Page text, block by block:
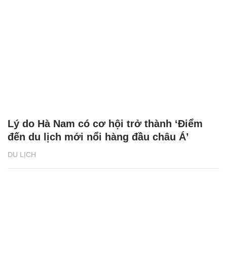
DU LỊCH
Lý do Hà Nam có cơ hội trở thành ‘Điểm
đến du lịch mới nổi hàng đầu châu Á’